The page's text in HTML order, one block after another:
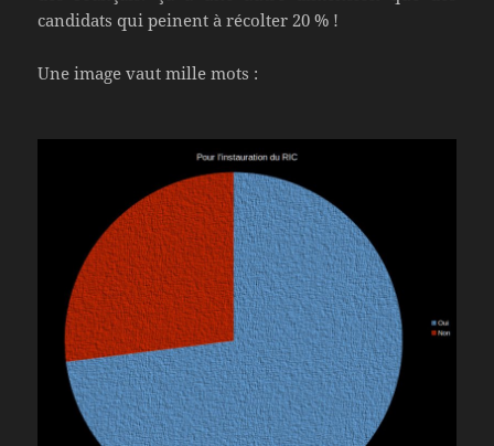
candidats qui peinent à récolter 20 % !
Une image vaut mille mots :